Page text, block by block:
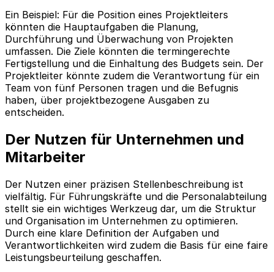
Ein Beispiel: Für die Position eines Projektleiters
könnten die Hauptaufgaben die Planung,
Durchführung und Überwachung von Projekten
umfassen. Die Ziele könnten die termingerechte
Fertigstellung und die Einhaltung des Budgets sein. Der
Projektleiter könnte zudem die Verantwortung für ein
Team von fünf Personen tragen und die Befugnis
haben, über projektbezogene Ausgaben zu
entscheiden.
Der Nutzen für Unternehmen und
Mitarbeiter
Der Nutzen einer präzisen Stellenbeschreibung ist
vielfältig. Für Führungskräfte und die Personalabteilung
stellt sie ein wichtiges Werkzeug dar, um die Struktur
und Organisation im Unternehmen zu optimieren.
Durch eine klare Definition der Aufgaben und
Verantwortlichkeiten wird zudem die Basis für eine faire
Leistungsbeurteilung geschaffen.